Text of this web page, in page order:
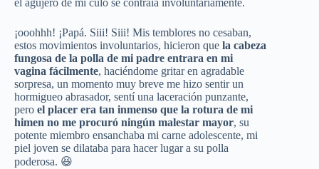
el agujero de mi culo se contraía involuntariamente.
¡ooohhh! ¡Papá. Siii! Siii! Mis temblores no cesaban,
estos movimientos involuntarios, hicieron que la cabeza
fungosa de la polla de mi padre entrara en mi
vagina fácilmente, haciéndome gritar en agradable
sorpresa, un momento muy breve me hizo sentir un
hormigueo abrasador, sentí una laceración punzante,
pero el placer era tan inmenso que la rotura de mi
himen no me procuró ningún malestar mayor, su
potente miembro ensanchaba mi carne adolescente, mi
piel joven se dilataba para hacer lugar a su polla
poderosa. 😆